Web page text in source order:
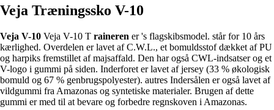
Veja Træningssko V-10
Veja V-10 Veja V-10 T raineren er 's flagskibsmodel. står for 10 års
kærlighed. Overdelen er lavet af C.W.L., et bomuldsstof dækket af PU
og harpiks fremstillet af majsaffald. Den har også CWL-indsatser og et
V-logo i gummi på siden. Inderforet er lavet af jersey (33 % økologisk
bomuld og 67 % genbrugspolyester). autres Indersålen er også lavet af
vildgummi fra Amazonas og syntetiske materialer. Brugen af dette
gummi er med til at bevare og forbedre regnskoven i Amazonas.